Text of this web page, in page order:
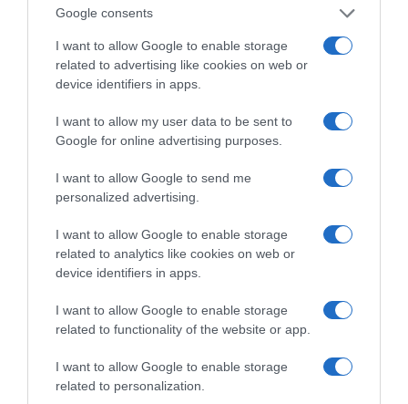
Google consents
I want to allow Google to enable storage
related to advertising like cookies on web or
device identifiers in apps.
I want to allow my user data to be sent to
Google for online advertising purposes.
I want to allow Google to send me
personalized advertising.
I want to allow Google to enable storage
related to analytics like cookies on web or
device identifiers in apps.
I want to allow Google to enable storage
related to functionality of the website or app.
I want to allow Google to enable storage
related to personalization.
ΌΣΑ ΧΡΕΙΆΖΕΣΑΙ
ΓΙΑ ΤΟ ΚΑΛΟΚΑΊΡΙ ΣΟΥ →
ΡΟΗ ΕΙΔΗΣΕΩΝ
Πώς να κάνετε «smart spending» στις φετινές σας
διακοπές
ΑΕΚ: Πρόβα τζενεράλε με Athens Kallithea πριν από
το Super Cup
Β. Ταλαμάγκας: Στο κεκλιμένο επίπεδο της φθοράς η
κυβέρνηση Μητσοτάκη
ΜΕΤΑΓΡΑΦΕΣ ΑΠΟ ΤΟ ΠΑΝΩ ΡΑΦΙ
Το σχέδιο του Ισραήλ για τους Κούρδους